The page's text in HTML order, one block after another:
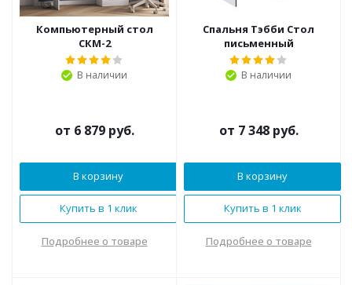
Компьютерный стол
СКМ-2
В наличии
от 6 879 руб.
В корзину
Купить в 1 клик
Подробнее о товаре
Спальня Тэбби Стол
письменный
В наличии
от 7 348 руб.
В корзину
Купить в 1 клик
Подробнее о товаре